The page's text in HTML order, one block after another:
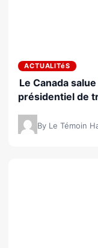
ACTUALITéS
Le Canada
présidentiel de
By Le Témoin